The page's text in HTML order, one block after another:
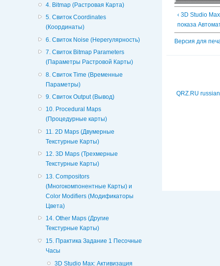
4. Bitmap (Растровая Карта)
5. Свиток Coordinates
(Координаты)
6. Свиток Noise (Нерегулярность)
7. Свиток Bitmap Parameters
(Параметры Растровой Карты)
8. Свиток Time (Временные
Параметры)
9. Свиток Output (Вывод)
10. Procedural Maps
(Процедурные карты)
11. 2D Maps (Двумерные
Текстурные Карты)
12. 3D Maps (Трехмерные
Текстурные Карты)
13. Compositors
(Многокомпонентные Карты) и
Color Modifiers (Модификаторы
Цвета)
14. Other Maps (Другие
Текстурные Карты)
15. Практика Задание 1 Песочные
Часы
3D Studio Max: Активизация
‹ 3D Studio
показа
Версия для
QRZ.RU